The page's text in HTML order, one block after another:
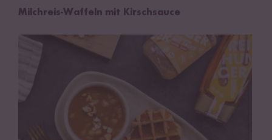
Milchreis-Waffeln mit Kirschsauce